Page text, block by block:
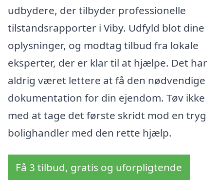
udbydere, der tilbyder professionelle
tilstandsrapporter i Viby. Udfyld blot dine
oplysninger, og modtag tilbud fra lokale
eksperter, der er klar til at hjælpe. Det har
aldrig været lettere at få den nødvendige
dokumentation for din ejendom. Tøv ikke
med at tage det første skridt mod en tryg
bolighandler med den rette hjælp.
Få 3 tilbud, gratis og uforpligtende